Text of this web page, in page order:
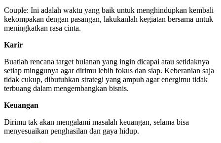
Couple: Ini adalah waktu yang baik untuk menghindupkan kembali
kekompakan dengan pasangan, lakukanlah kegiatan bersama untuk
meningkatkan rasa cinta.
Karir
Buatlah rencana target bulanan yang ingin dicapai atau setidaknya
setiap minggunya agar dirimu lebih fokus dan siap. Keberanian saja
tidak cukup, dibutuhkan strategi yang ampuh agar energimu tidak
terbuang dalam mengembangkan bisnis.
Keuangan
Dirimu tak akan mengalami masalah keuangan, selama bisa
menyesuaikan penghasilan dan gaya hidup.